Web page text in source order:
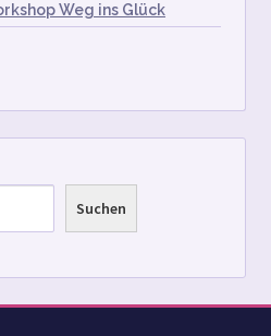
Weg ins Glück
Suchen